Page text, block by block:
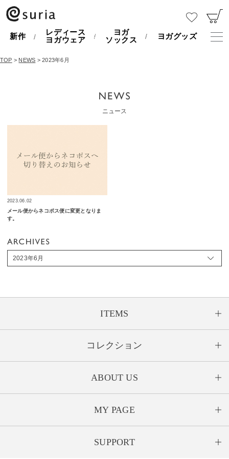
新作
レディース
ヨガウェア
ヨガ
ソックス
ヨガグッズ
TOP > NEWS > 2023年6月
ニュース
2023.06.02
メール便からネコポス便に変更となりま
す。
2023年6月
ITEMS
コレクション
ABOUT US
MY PAGE
SUPPORT